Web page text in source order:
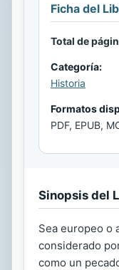
Ficha del
Total de
Categoría:
Historia
Formatos
PDF, EPUB,
Sinopsis del
Sea europeo o
considerado
como un